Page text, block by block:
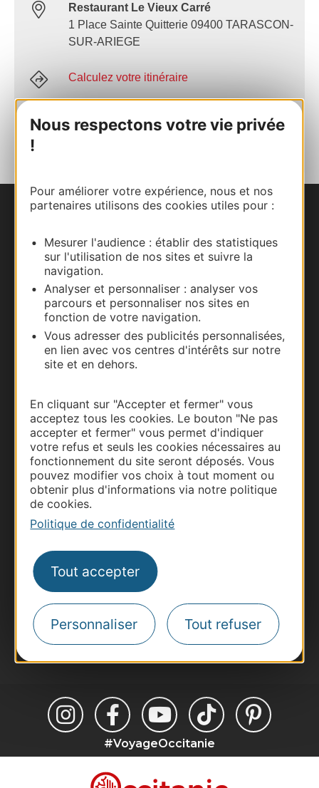
Nous respectons votre vie privée
!
Pour améliorer votre expérience, nous et nos
partenaires utilisons des cookies utiles pour :
Mesurer l'audience : établir des statistiques
sur l'utilisation de nos sites et suivre la
navigation.
Analyser et personnaliser : analyser vos
parcours et personnaliser nos sites en
fonction de votre navigation.
Vous adresser des publicités personnalisées,
en lien avec vos centres d'intérêts sur notre
site et en dehors.
En cliquant sur "Accepter et fermer" vous
acceptez tous les cookies. Le bouton "Ne pas
accepter et fermer" vous permet d'indiquer
votre refus et seuls les cookies nécessaires au
fonctionnement du site seront déposés. Vous
pouvez modifier vos choix à tout moment ou
obtenir plus d'informations via notre politique
de cookies.
Politique de confidentialité
Tout accepter
Personnaliser Tout refuser
Restaurant Le Vieux Carré
1 Place Sainte Quitterie 09400 TARASCON-
SUR-ARIEGE
Calculez votre itinéraire
AJOUTER
AU CARNET
Carte interactive
Documentation
Thermalisme
Business/Mice
Pros d'Occitanie
Site presse et d'influence
Destination Sport
Inscrivez-vous à la lettre d'information
Destination Occitanie pour recevoir des
suggestions de séjours, de visites et de sorties.
Je m'abonne
#VoyageOccitanie